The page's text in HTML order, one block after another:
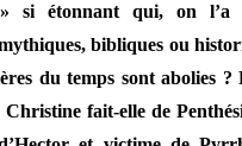
si étonnant qui, on l’a
bibliques ou
du temps sont abolies ?
fait-elle de